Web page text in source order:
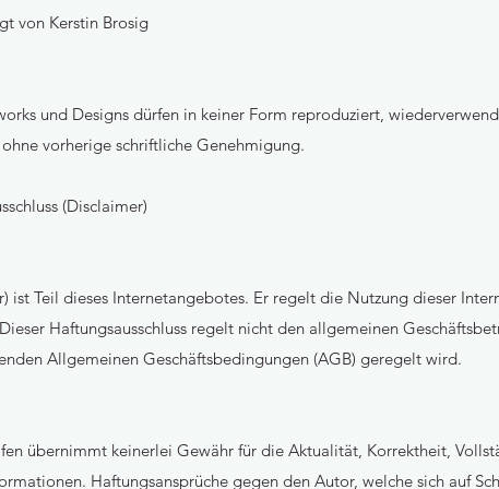
von Kerstin Brosig
und Designs dürfen in keiner Form reproduziert,
vorherige schriftliche Genehmigung.
(Disclaimer)
ist Teil dieses Internetangebotes. Er regelt die Nutzung dieser
Haftungsausschluss regelt nicht den allgemeinen
Allgemeinen Geschäftsbedingungen (AGB) geregelt wird.
übernimmt keinerlei Gewähr für die Aktualität, Korrektheit,
Haftungsansprüche gegen den Autor, welche sich auf